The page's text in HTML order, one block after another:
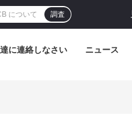
調査
に連絡しなさい ニュース